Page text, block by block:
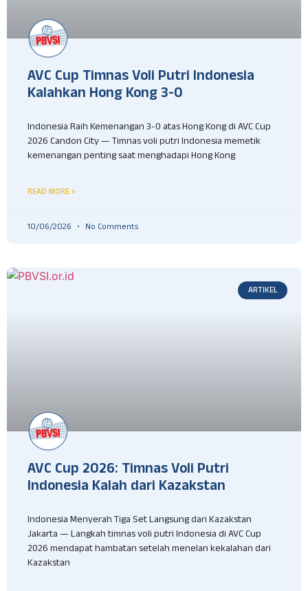
AVC Cup Timnas Voli Putri Indonesia
Kalahkan Hong Kong 3-0
Indonesia Raih Kemenangan 3-0 atas Hong Kong di AVC Cup
2026 Candon City — Timnas voli putri Indonesia memetik
kemenangan penting saat menghadapi Hong Kong
READ MORE »
10/06/2026 No Comments
ARTIKEL
AVC Cup 2026: Timnas Voli Putri
Indonesia Kalah dari Kazakstan
Indonesia Menyerah Tiga Set Langsung dari Kazakstan
Jakarta — Langkah timnas voli putri Indonesia di AVC Cup
2026 mendapat hambatan setelah menelan kekalahan dari
Kazakstan